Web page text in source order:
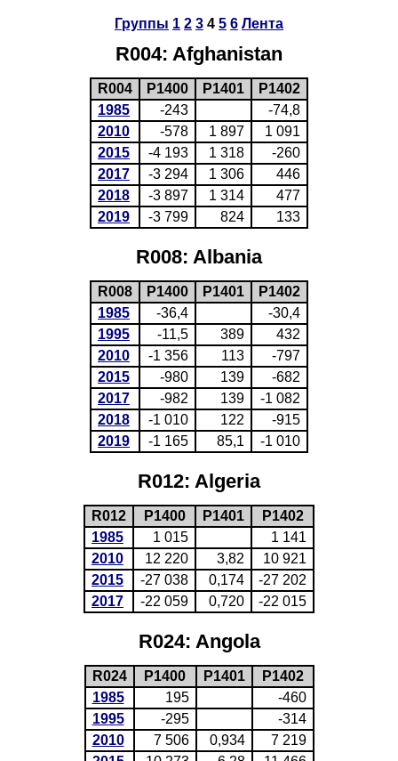
Группы 1 2 3 4 5 6 Лента
R004: Afghanistan
R004 P1400 P1401
P1402
1985
-243
-74,8
2010
-578 1 897
1 091
2015
-4 193 1 318
-260
2017
-3 294 1 306
446
2018
-3 897 1 314
477
2019
-3 799 824 133
R008: Albania
R008 P1400 P1401
P1402
1985
-36,4
-30,4
1995
-11,5 389
432
2010
-1 356 113
-797
2015
-980 139
-682
2017
-982 139
-1 082
2018
-1 010 122
-915
2019
-1 165 85,1 -1 010
R012: Algeria
R012 P1400 P1401
P1402
1985
1 015
1 141
2010
12 220 3,82
10 921
2015
-27 038 0,174
-27 202
2017
-22 059 0,720 -22 015
R024: Angola
R024 P1400 P1401
P1402
1985
195
-460
1995
-295
-314
2010
7 506 0,934
7 219